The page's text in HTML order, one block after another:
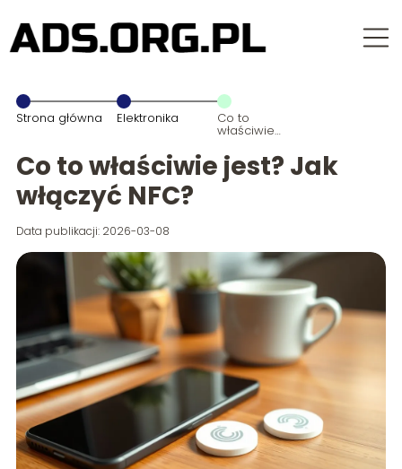
Strona główna Elektronika Co to
właściwie
włączyć NFC?
Co to właściwie jest? Jak
włączyć NFC?
Data publikacji: 2026-03-08